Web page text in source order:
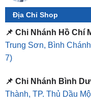
📌 Chi Nhánh Hồ Chí
Trung Sơn, Bình
7)
📌 Chi Nhánh Bình
⏰ Mở Cửa 08h - 18h